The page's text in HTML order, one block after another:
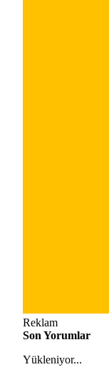
Reklam
Son Yorumlar
Yükleniyor...